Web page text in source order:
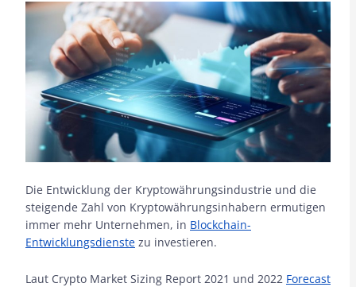
Die Entwicklung der Kryptowährungsindustrie und die
steigende Zahl von Kryptowährungsinhabern ermutigen
immer mehr Unternehmen, in Blockchain-
Entwicklungsdienste zu investieren.
Laut Crypto Market Sizing Report 2021 und 2022 Forecast